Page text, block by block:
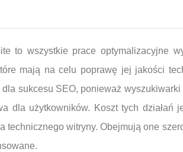
to wszystkie prace optymalizacyjne
mają na celu poprawę jej jakości
sukcesu SEO, ponieważ
dla użytkowników. Koszt tych działań
technicznego witryny. Obejmują one